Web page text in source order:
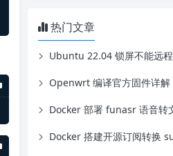
使用 dd 命
是想着如果
热门文章
Ubuntu 22.04 锁屏不能远
Openwrt 编译官方固件详解
Docker 部署 funasr 语音转
Docker 搭建开源订阅转换